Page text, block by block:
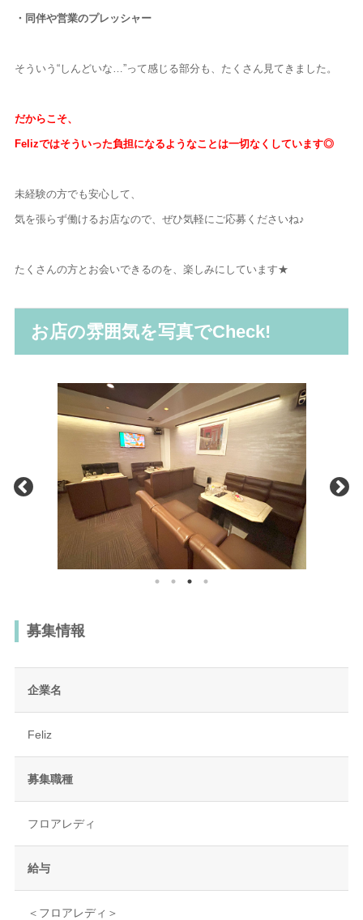
・同伴や営業のプレッシャー
そういう“しんどいな…”って感じる部分も、たくさん見てきました。
だからこそ、
Felizではそういった負担になるようなことは一切なくしています◎
未経験の方でも安心して、
気を張らず働けるお店なので、 ぜひ気軽にご応募くださいね♪
たくさんの方とお会いできるのを、 楽しみにしています★
お店の雰囲気を写真でCheck!
募集情報
企業名
Feliz
募集職種
フロアレディ
給与
＜フロアレディ＞